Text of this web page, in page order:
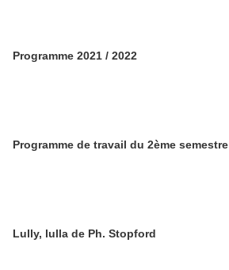
Programme 2021 / 2022
Programme de travail du 2ème semestre
Lully, lulla de Ph. Stopford